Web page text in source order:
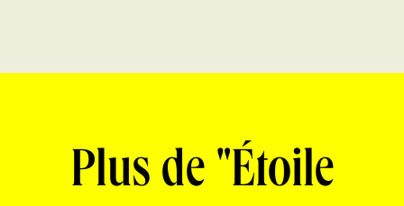
Plus de "Étoile